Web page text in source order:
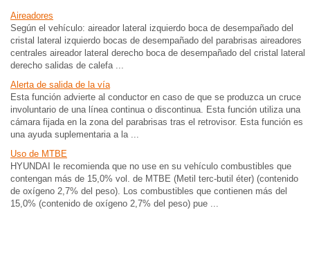
Aireadores
Según el vehículo: aireador lateral izquierdo boca de desempañado del
cristal lateral izquierdo bocas de desempañado del parabrisas aireadores
centrales aireador lateral derecho boca de desempañado del cristal lateral
derecho salidas de calefa ...
Alerta de salida de la vía
Esta función advierte al conductor en caso de que se produzca un cruce
involuntario de una línea continua o discontinua. Esta función utiliza una
cámara fijada en la zona del parabrisas tras el retrovisor. Esta función es
una ayuda suplementaria a la ...
Uso de MTBE
HYUNDAI le recomienda que no use en su vehículo combustibles que
contengan más de 15,0% vol. de MTBE (Metil terc-butil éter) (contenido
de oxígeno 2,7% del peso). Los combustibles que contienen más del
15,0% (contenido de oxígeno 2,7% del peso) pue ...